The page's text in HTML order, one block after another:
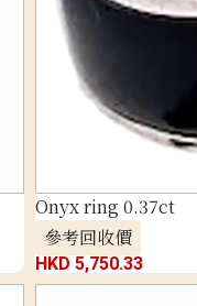
Onyx ring 0.37ct
參考回收價
HKD 5,750.33